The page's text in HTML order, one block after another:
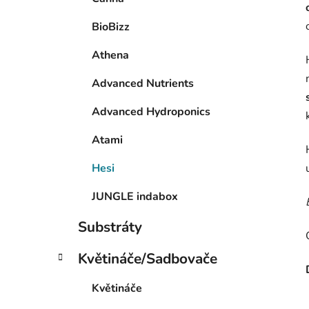
BioBizz
Athena
Advanced Nutrients
Advanced Hydroponics
Atami
Hesi
JUNGLE indabox
Substráty
Květináče/Sadbovače
Květináče